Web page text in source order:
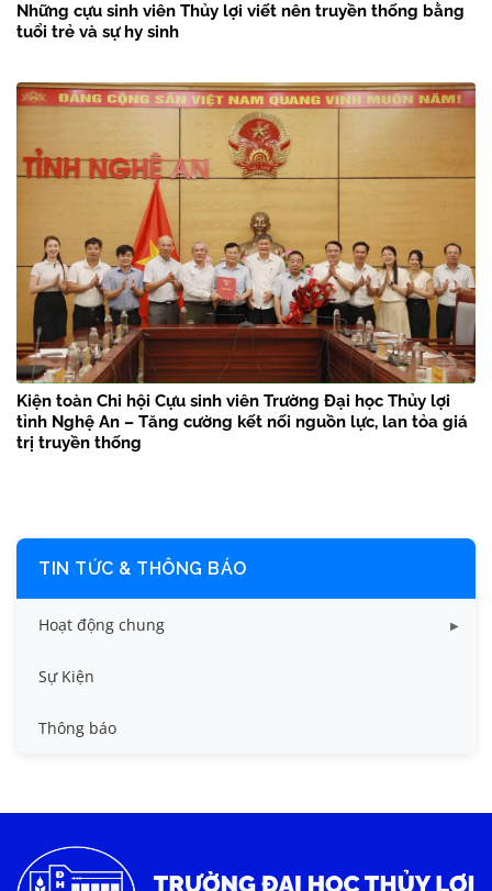
Những cựu sinh viên Thủy lợi viết nên truyền thống bằng
tuổi trẻ và sự hy sinh
Kiện toàn Chi hội Cựu sinh viên Trường Đại học Thủy lợi
tỉnh Nghệ An – Tăng cường kết nối nguồn lực, lan tỏa giá
trị truyền thống
TIN TỨC & THÔNG BÁO
Hoạt động chung
Tin công tác sinh viên
Tin đào tạo
Tin tức chung
Sự Kiện
Thông báo